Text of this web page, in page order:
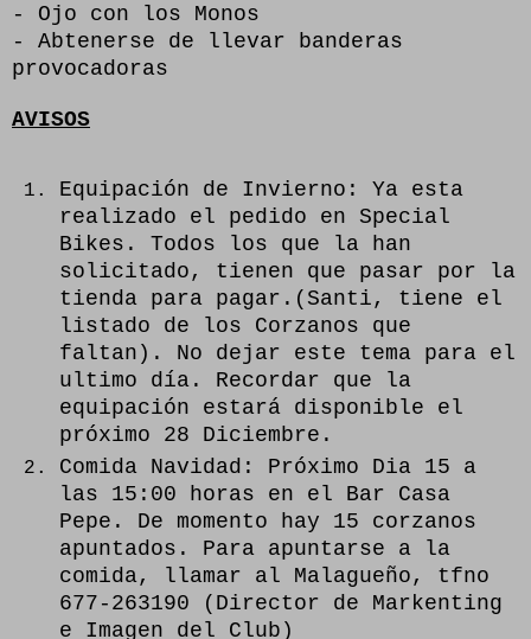
- Ojo con los Monos
- Abtenerse de llevar banderas
provocadoras
AVISOS
Equipación de Invierno: Ya esta
realizado el pedido en Special
Bikes. Todos los que la han
solicitado, tienen que pasar por la
tienda para pagar.(Santi, tiene el
listado de los Corzanos que
faltan). No dejar este tema para el
ultimo día. Recordar que la
equipación estará disponible el
próximo 28 Diciembre.
Comida Navidad: Próximo Dia 15 a
las 15:00 horas en el Bar Casa
Pepe. De momento hay 15 corzanos
apuntados. Para apuntarse a la
comida, llamar al Malagueño, tfno
677-263190 (Director de Markenting
e Imagen del Club)